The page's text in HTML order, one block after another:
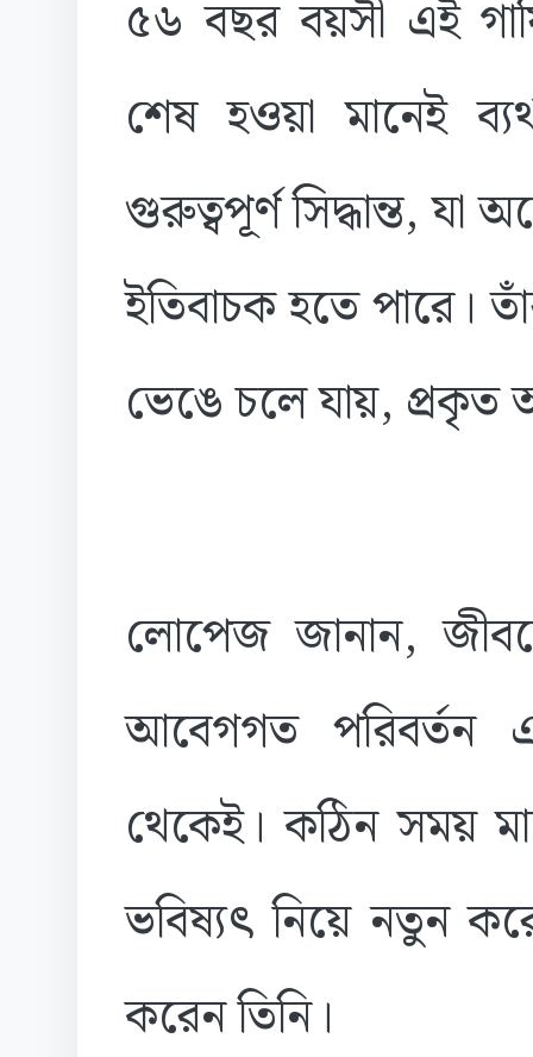
৫৬ বছর বয়সী এই
শেষ হওয়া মানেই
গুরুত্বপূর্ণ সিদ্ধান্ত, যা
ইতিবাচক হতে পারে।
ভেঙে চলে যায়, প্রকৃত
লোপেজ জানান,
আবেগগত পরিবর্তন
থেকেই। কঠিন সময়
ভবিষ্যৎ নিয়ে নতুন
করেন তিনি।